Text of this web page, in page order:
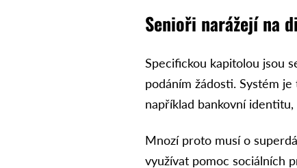
Senioři narážejí na
Specifickou kapitolou jsou
podáním žádosti. Systém
například bankovní
Mnozí proto musí o
využívat pomoc sociálních